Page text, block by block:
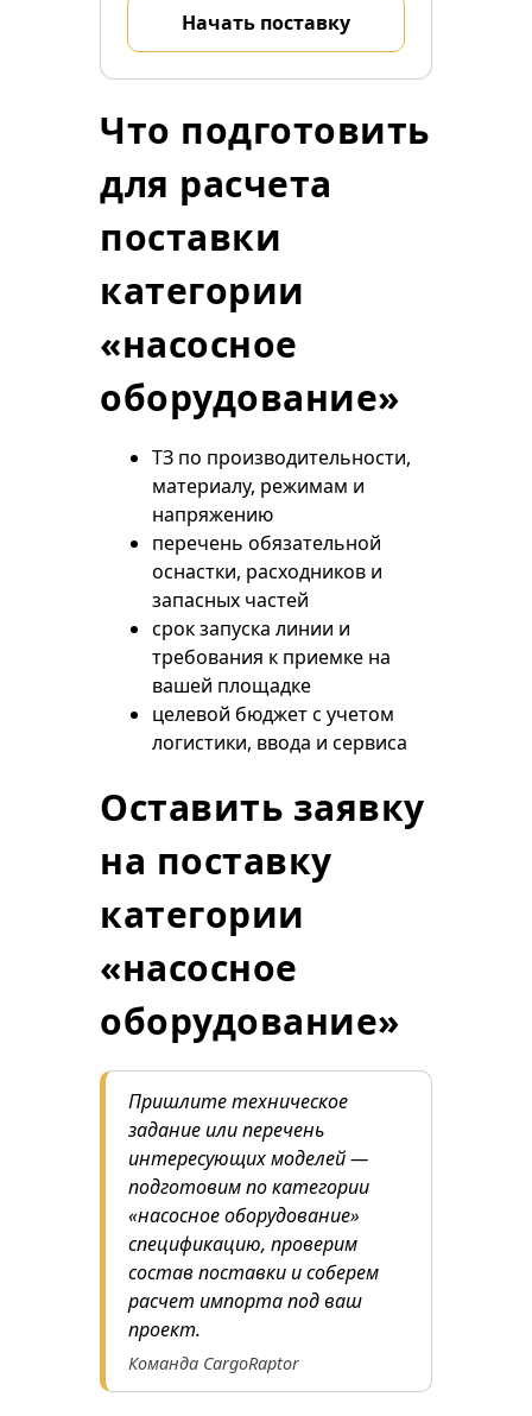
Начать поставку
Что подготовить
для расчета
поставки
категории
«насосное
оборудование»
ТЗ по производительности,
материалу, режимам и
напряжению
перечень обязательной
оснастки, расходников и
запасных частей
срок запуска линии и
требования к приемке на
вашей площадке
целевой бюджет с учетом
логистики, ввода и сервиса
Оставить заявку
на поставку
категории
«насосное
оборудование»
Пришлите техническое
задание или перечень
интересующих моделей —
подготовим по категории
«насосное оборудование»
спецификацию, проверим
состав поставки и соберем
расчет импорта под ваш
проект.
Команда CargoRaptor